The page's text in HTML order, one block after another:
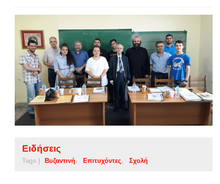
Ειδήσεις
Tags | Βυζαντινή Επιτυχόντες Σχολή